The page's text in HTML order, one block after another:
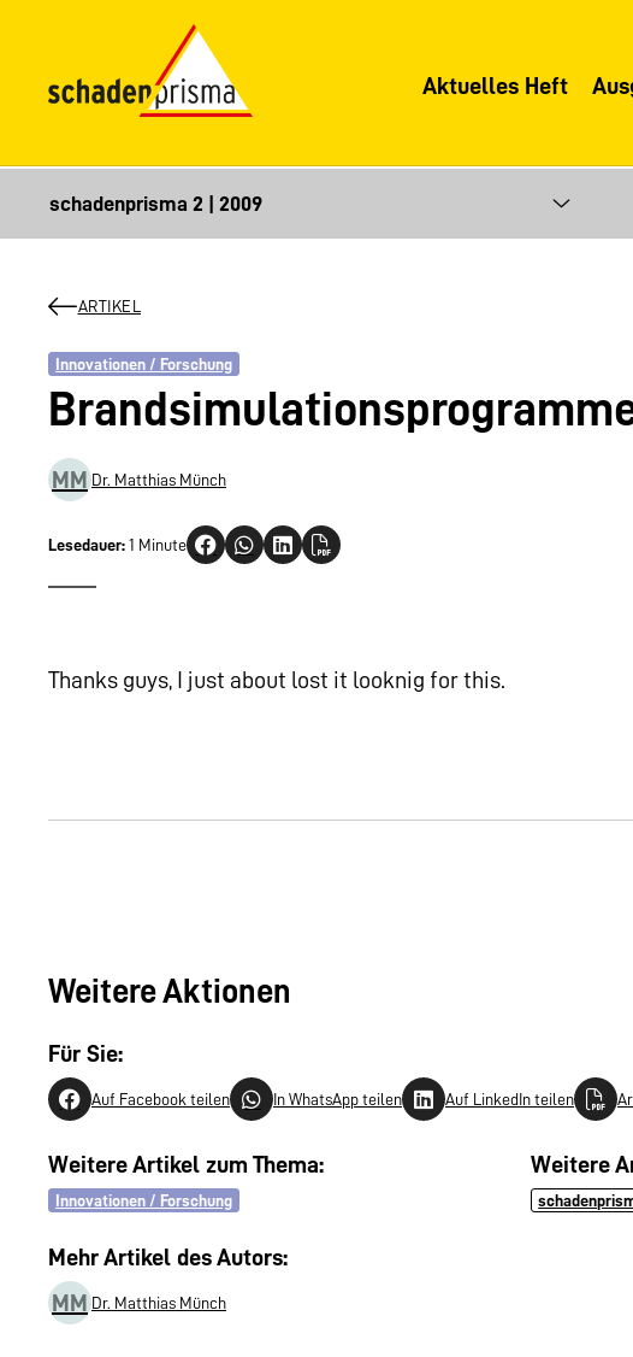
Aktuelles Heft
ARTIKEL
Innovationen / Forschung
MM Dr. Matthias Münch
Lesedauer: 1 Minute
Thanks guys, I just about lost it looknig for this.
Weitere Aktionen
Für Sie:
Auf Facebook teilen In WhatsApp teilen Auf LinkedIn teilen
Weitere Artikel zum Thema:
Innovationen / Forschung
Weitere
Mehr Artikel des Autors:
MM
Dr. Matthias Münch